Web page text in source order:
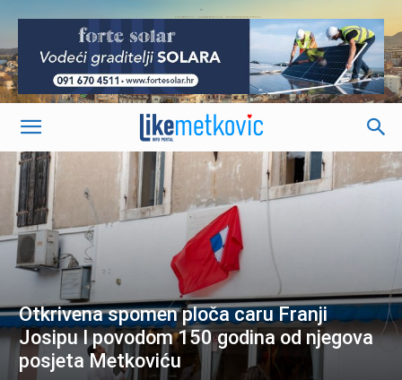
-
Otkrivena spomen ploča caru Franji
Josipu I povodom 150 godina od njegova
posjeta Metkoviću